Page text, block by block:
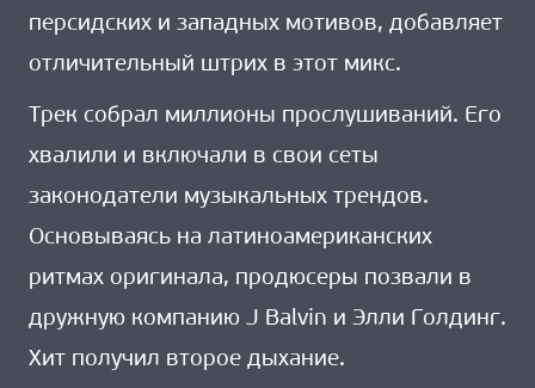
персидских и западных мотивов, добавляет
отличительный штрих в этот микс.
Трек собрал миллионы прослушиваний. Его
хвалили и включали в свои сеты
законодатели музыкальных трендов.
Основываясь на латиноамериканских
ритмах оригинала, продюсеры позвали в
дружную компанию J Balvin и Элли Голдинг.
Хит получил второе дыхание.